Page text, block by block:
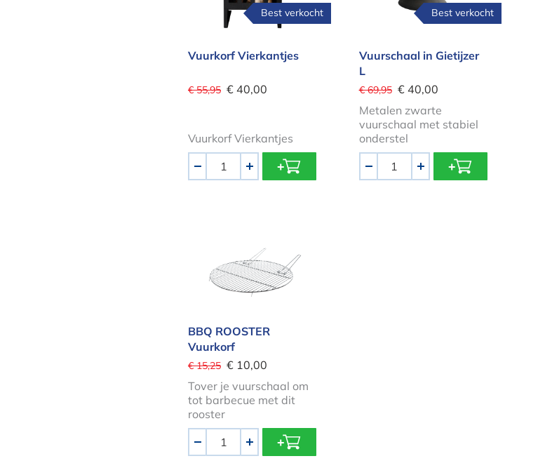
Best verkocht
Vuurkorf Vierkantjes
€ 55,95 € 40,00
Vuurkorf Vierkantjes
+
Best verkocht
Vuurschaal in Gietijzer
L
€ 69,95 € 40,00
Metalen zwarte
vuurschaal met stabiel
onderstel
+
BBQ ROOSTER
Vuurkorf
€ 15,25 € 10,00
Tover je vuurschaal om
tot barbecue met dit
rooster
- +